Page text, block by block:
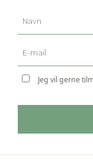
Jeg vil gerne